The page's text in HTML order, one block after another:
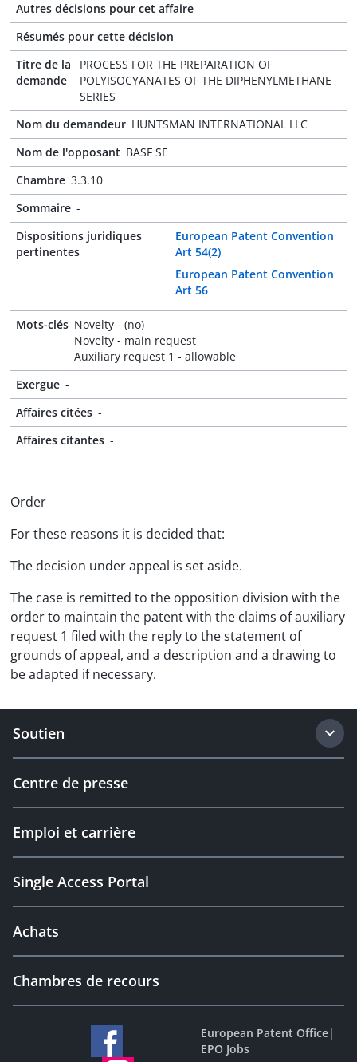
Autres décisions pour cet affaire -
Résumés pour cette décision -
Titre de la
demande
PROCESS FOR THE PREPARATION OF
POLYISOCYANATES OF THE DIPHENYLMETHANE
SERIES
Nom du demandeur HUNTSMAN INTERNATIONAL LLC
Nom de l'opposant BASF SE
Chambre 3.3.10
Sommaire -
Dispositions juridiques
pertinentes
European Patent Convention
Art 54(2)
European Patent Convention
Art 56
Mots-clés Novelty - (no)
Novelty - main request
Auxiliary request 1 - allowable
Exergue -
Affaires citées -
Affaires citantes -
Order
For these reasons it is decided that:
The decision under appeal is set aside.
The case is remitted to the opposition division with the
order to maintain the patent with the claims of auxiliary
request 1 filed with the reply to the statement of
grounds of appeal, and a description and a drawing to
be adapted if necessary.
Soutien
Centre de presse
Emploi et carrière
Single Access Portal
Achats
Chambres de recours
European Patent Office|
EPO Jobs